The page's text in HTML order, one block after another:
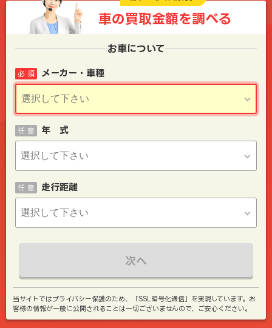
車の買取金額を調べる
お車について
メーカー・車種
必 須
年 式
任 意
走行距離
任 意
次へ
当サイトではプライバシー保護のため、「SSL暗号化通信」を実現しています。お
客様の情報が一般に公開されることは一切ございませんので、ご安心ください。